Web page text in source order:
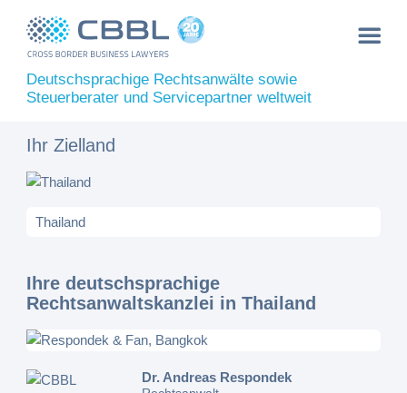
Deutschsprachige Rechtsanwälte sowie
Steuerberater und Servicepartner weltweit
Ihr Zielland
Ihre deutschsprachige
Rechtsanwaltskanzlei in Thailand
Dr. Andreas Respondek